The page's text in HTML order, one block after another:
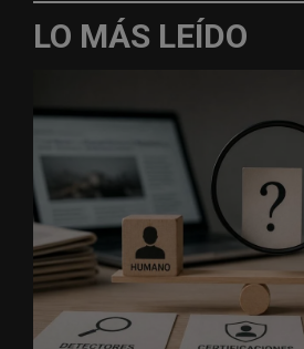
LO MÁS LEÍDO